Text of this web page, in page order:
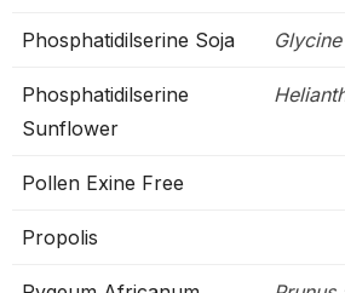
Phosphatidilserine Soja
Phosphatidilserine
Sunflower
Pollen Exine Free
Propolis